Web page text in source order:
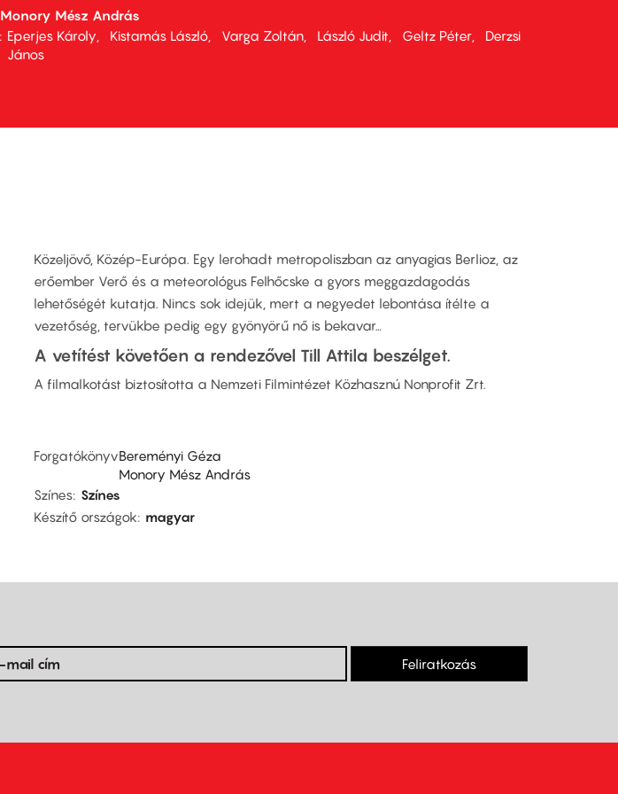
Monory Mész András
Eperjes Károly Kistamás László Varga Zoltán László Judit Geltz Péter
Derzsi
János
Közeljövő, Közép-Európa. Egy lerohadt metropoliszban az anyagias Berlioz, az
erőember Verő és a meteorológus Felhőcske a gyors meggazdagodás
lehetőségét kutatja. Nincs sok idejük, mert a negyedet lebontása ítélte a
vezetőség, tervükbe pedig egy gyönyörű nő is bekavar…
A vetítést követően a rendezővel Till Attila beszélget.
A filmalkotást biztosította a Nemzeti Filmintézet Közhasznú Nonprofit Zrt.
ForgatókönyvBereményi Géza
Monory Mész András
Színes Színes
Készítő országok
magyar
Feliratkozás